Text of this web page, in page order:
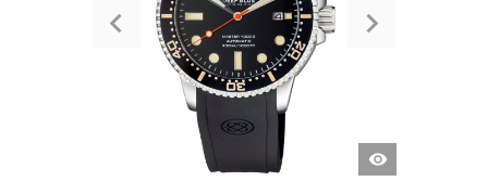
APERÇU
RAPIDE